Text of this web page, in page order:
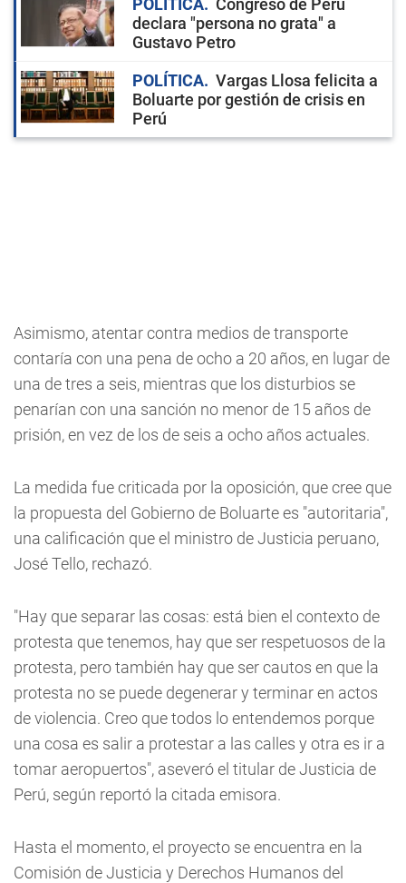
declara "persona no grata" a
Gustavo Petro
POLÍTICA
Vargas Llosa felicita a
Boluarte por gestión de crisis en
Perú
Asimismo, atentar contra medios de transporte
contaría con una pena de ocho a 20 años, en lugar de
una de tres a seis, mientras que los disturbios se
penarían con una sanción no menor de 15 años de
prisión, en vez de los de seis a ocho años actuales.
La medida fue criticada por la oposición, que cree que
la propuesta del Gobierno de Boluarte es "autoritaria",
una calificación que el ministro de Justicia peruano,
José Tello, rechazó.
"Hay que separar las cosas: está bien el contexto de
protesta que tenemos, hay que ser respetuosos de la
protesta, pero también hay que ser cautos en que la
protesta no se puede degenerar y terminar en actos
de violencia. Creo que todos lo entendemos porque
una cosa es salir a protestar a las calles y otra es ir a
tomar aeropuertos", aseveró el titular de Justicia de
Perú, según reportó la citada emisora.
Hasta el momento, el proyecto se encuentra en la
Comisión de Justicia y Derechos Humanos del